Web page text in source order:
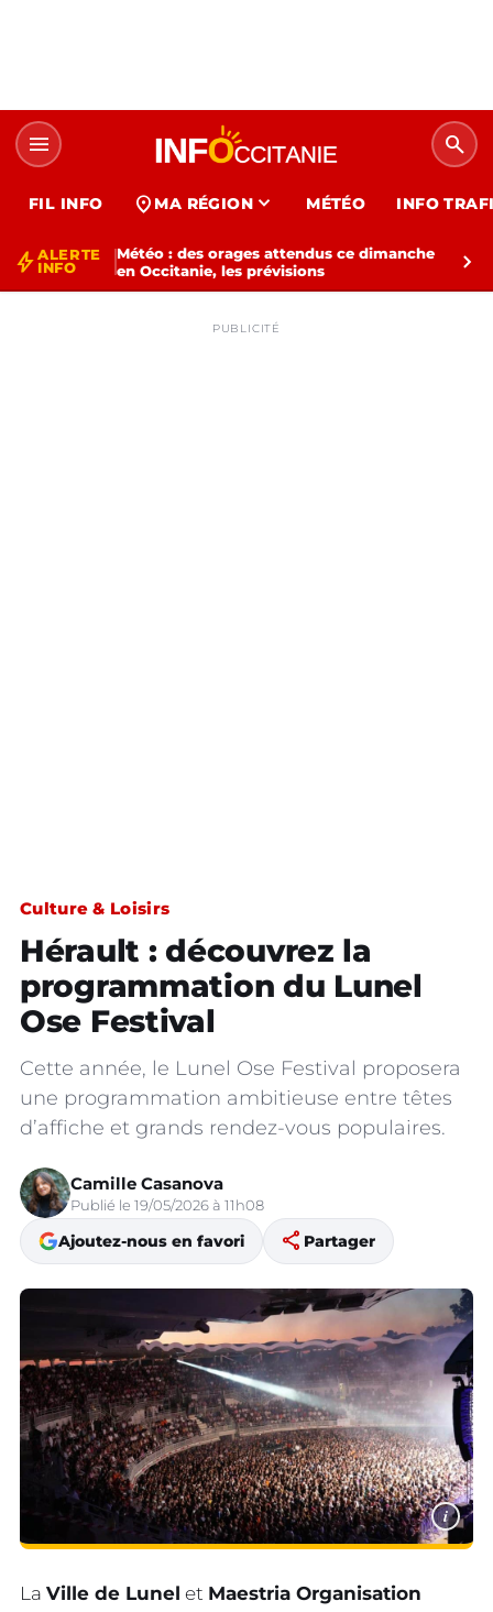
menu search
FIL INFO location_on MA RÉGION expand_more MÉTÉO INFO
bolt ALERTE
INFO
Météo : des orages attendus ce dimanche
en Occitanie, les prévisions
chevron_right
PUBLICITÉ
Culture & Loisirs
Hérault : découvrez la
programmation du Lunel
Ose Festival
Cette année, le Lunel Ose Festival proposera
une programmation ambitieuse entre têtes
d’affiche et grands rendez-vous populaires.
Camille Casanova
Publié le 19/05/2026 à 11h08
Ajoutez-nous en favori share Partager
i
La Ville de Lunel et Maestria Organisation